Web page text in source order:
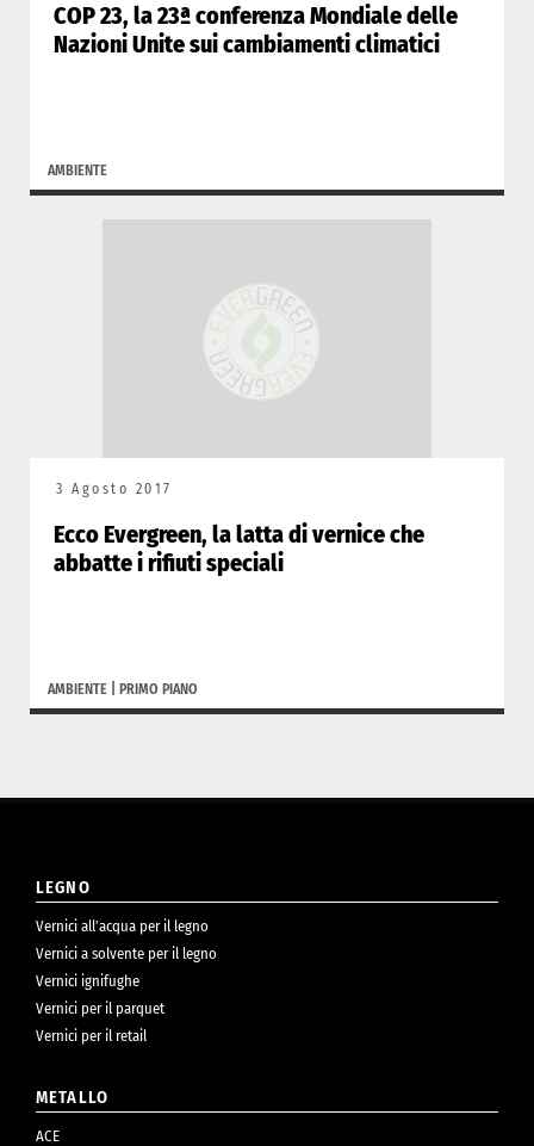
COP 23, la 23ª conferenza Mondiale delle
Nazioni Unite sui cambiamenti climatici
AMBIENTE
3 Agosto 2017
Ecco Evergreen, la latta di vernice che
abbatte i rifiuti speciali
AMBIENTE PRIMO PIANO
LEGNO
Vernici all’acqua per il legno
Vernici a solvente per il legno
Vernici ignifughe
Vernici per il parquet
Vernici per il retail
METALLO
ACE